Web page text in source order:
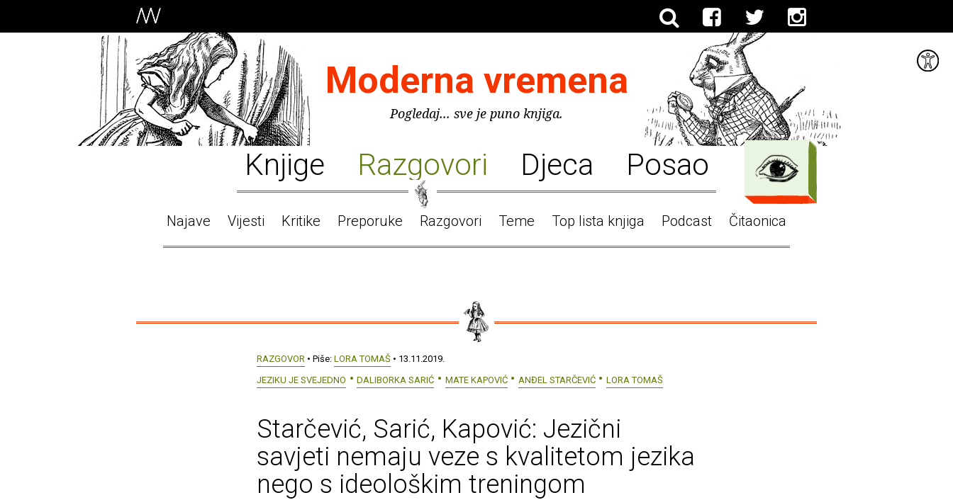
Moderna vremena
Pogledaj... sve je puno knjiga.
Knjige Razgovori Djeca Posao
Najave Vijesti Kritike Preporuke Razgovori Teme Top lista knjiga Podcast Čitaonica
RAZGOVOR • Piše: LORA TOMAŠ • 13.11.2019.
JEZIKU JE SVEJEDNO
DALIBORKA SARIĆ MATE KAPOVIĆ ANĐEL STARČEVIĆ LORA TOMAŠ
Starčević, Sarić, Kapović: Jezični
savjeti nemaju veze s kvalitetom jezika
nego s ideološkim treningom